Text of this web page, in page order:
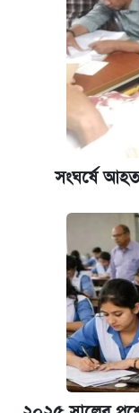
ঢাবির
আটক
দেশের
‘গুলশানের
ভাতা-
আজ শুক্রবার
কবে শুরু হচ্ছে
নবম পে স্কেল
সংঘর্ষে আহত